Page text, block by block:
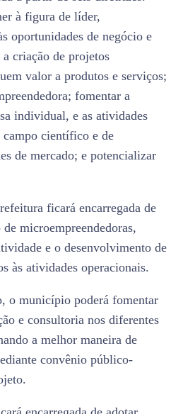
à figura de líder,
oportunidades de negócio e
criação de projetos
valor a produtos e serviços;
fomentar a
individual, e as atividades
científico e de
de mercado; e potencializar
ficará encarregada de
microempreendedoras,
e o desenvolvimento de
às atividades operacionais.
o município poderá fomentar
e consultoria nos diferentes
a melhor maneira de
convênio público-